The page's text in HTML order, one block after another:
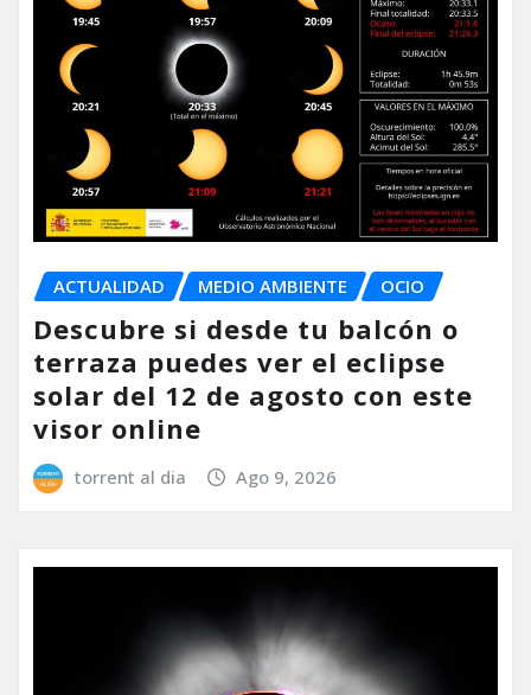
ACTUALIDAD MEDIO AMBIENTE OCIO
Descubre si desde tu balcón o
terraza puedes ver el eclipse
solar del 12 de agosto con este
visor online
torrent al dia Ago 9, 2026